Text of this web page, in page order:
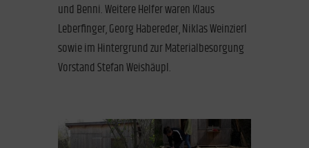
und Benni. Weitere Helfer waren Klaus
Leberfinger, Georg Habereder, Niklas Weinzierl
sowie im Hintergrund zur Materialbesorgung
Vorstand Stefan Weishäupl.